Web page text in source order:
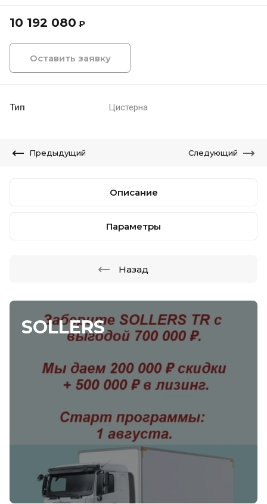
SOLLERS
10 192 080 ₽
Оставить заявку
Тип Цистерна
Предыдущий Следующий
Описание
Параметры
Назад